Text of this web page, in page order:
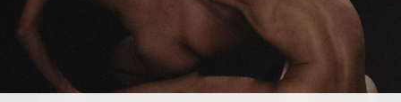
Éditions
Informations
EN